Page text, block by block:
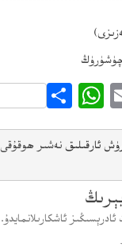
چۈشۈرۈڭ
Email
Share
ئارقىلىق نەشىر ھوقۇقى
ئاشكارىلانمايدۇ.